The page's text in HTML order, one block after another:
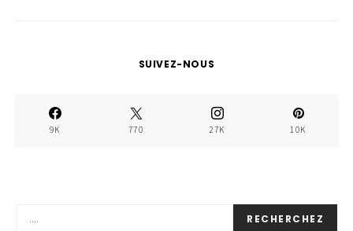
SUIVEZ-NOUS
9K 770 27K 10K
RECHERCHEZ